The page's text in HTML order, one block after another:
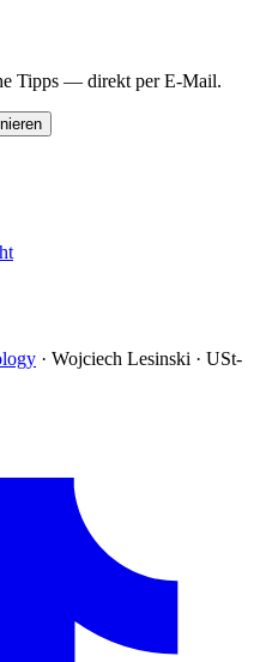
Tipps — direkt per E-Mail.
· Wojciech Lesinski · USt-